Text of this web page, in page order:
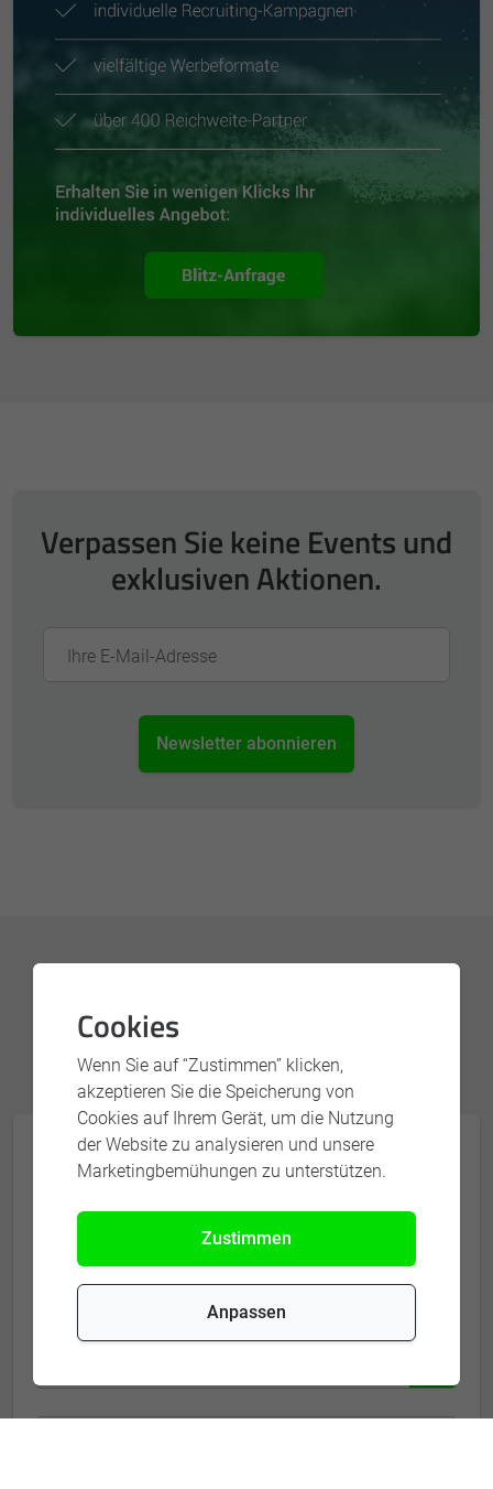
Verpassen Sie keine Events und
exklusiven Aktionen.
Ihre E-Mail-Adresse
Newsletter abonnieren
KONTAKTIEREN SIE UNSERE
EXPERTEN
Firma
Cookies
Wenn Sie auf “Zustimmen” klicken,
akzeptieren Sie die Speicherung von
Cookies auf Ihrem Gerät, um die Nutzung
der Website zu analysieren und unsere
Marketingbemühungen zu unterstützen.
Zustimmen
Anpassen